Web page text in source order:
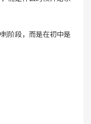
阶段，而是在初中是